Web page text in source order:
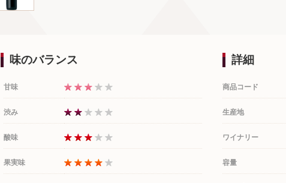
詳細
商品コード
生産地
ワイナリー
容量
味のバランス
甘味
渋み
酸味
果実味